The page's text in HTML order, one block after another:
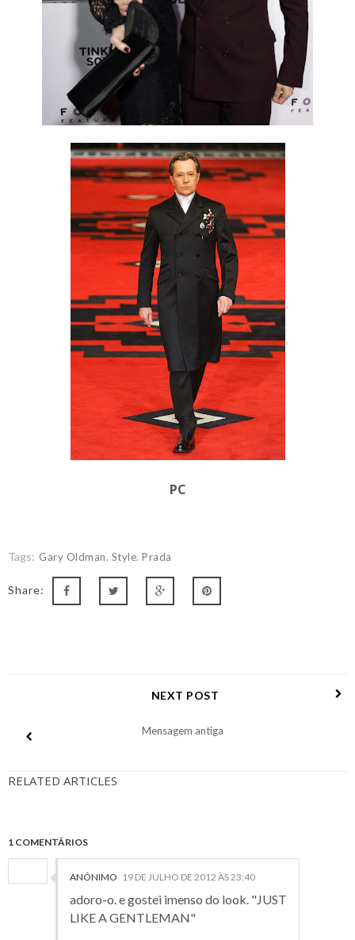
PC
Tags: Gary Oldman. Style. Prada
Share:
NEXT POST
Mensagem antiga
RELATED ARTICLES
1 COMENTÁRIOS
ANÓNIMO 19 DE JULHO DE 2012 ÀS 23:40
adoro-o. e gostei imenso do look. "JUST
LIKE A GENTLEMAN"